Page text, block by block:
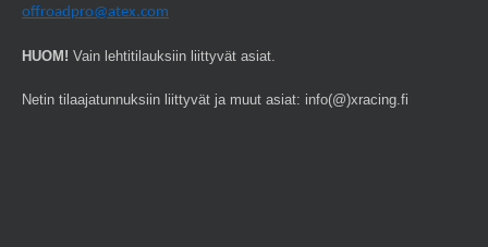
offroadpro@atex.com
HUOM! Vain lehtitilauksiin liittyvät asiat.
Netin tilaajatunnuksiin liittyvät ja muut asiat: info(@)xracing.fi